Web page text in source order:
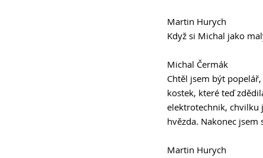
Martin Hurych
Když si Michal jako
Michal Čermák
Chtěl jsem být
kostek, které teď
elektrotechnik, chvilku
hvězda. Nakonec
Martin Hurych